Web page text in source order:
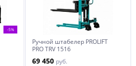
-5%
Ручной штабелер PROLIFT
PRO TRV 1516
69 450 руб.